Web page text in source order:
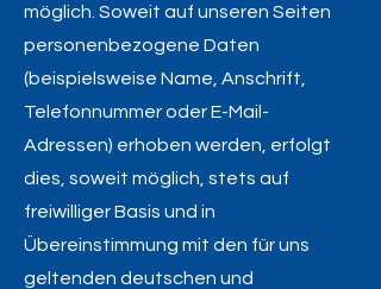
möglich. Soweit auf unseren Seiten
personenbezogene Daten
(beispielsweise Name, Anschrift,
Telefonnummer oder E-Mail-
Adressen) erhoben werden, erfolgt
dies, soweit möglich, stets auf
freiwilliger Basis und in
Übereinstimmung mit den für uns
geltenden deutschen und